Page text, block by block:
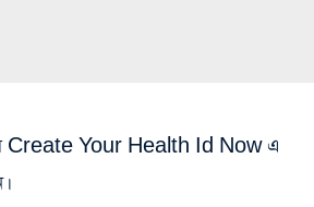
Create Your Health Id Now এ